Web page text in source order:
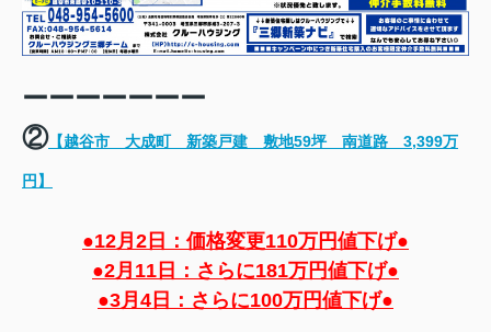
ーーーーーーー
②【越谷市 大成町 新築戸建 敷地59坪 南道路 3,399万
円】
●12月2日：価格変更110万円値下げ●
●2月11日：さらに181万円値下げ●
●3月4日：さらに100万円値下げ●